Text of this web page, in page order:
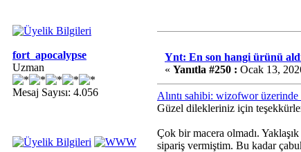
fort_apocalypse
Uzman
Mesaj Sayısı: 4.056
Ynt: En son hangi ürünü
« Yanıtla #250 : Ocak 13,
Alıntı sahibi: wizofwor
Güzel dilekleriniz için
Çok bir macera olmadı.
sipariş vermiştim. Bu kadar